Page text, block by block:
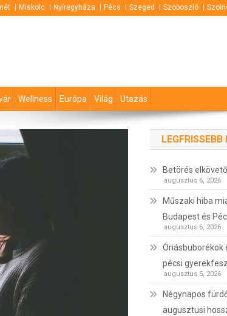
Miskolc Nyíregyháza Pécs Szeged Szoboszló
Wellness Európa Világ Utazás
LEGFRISSEBB
Betörés
augusztus 6, 2026
Műszaki hiba
Budapest és
augusztus 6, 2026
Óriásbuborékok
pécsi
augusztus 5, 2026
Négynapos
augusztusi